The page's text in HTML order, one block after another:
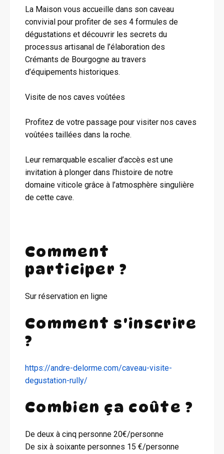
La Maison vous accueille dans son caveau
convivial pour profiter de ses 4 formules de
dégustations et découvrir les secrets du
processus artisanal de l’élaboration des
Crémants de Bourgogne au travers
d’équipements historiques.
Visite de nos caves voûtées
Profitez de votre passage pour visiter nos caves
voûtées taillées dans la roche.
Leur remarquable escalier d’accès est une
invitation à plonger dans l’histoire de notre
domaine viticole grâce à l’atmosphère singulière
de cette cave.
Comment
participer ?
Sur réservation en ligne
Comment s'inscrire
?
https://andre-delorme.com/caveau-visite-
degustation-rully/
Combien ça coûte ?
De deux à cinq personne 20€/personne
De six à soixante personnes 15 €/personne